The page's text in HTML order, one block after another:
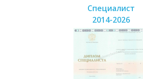
Специалист
2014-2026